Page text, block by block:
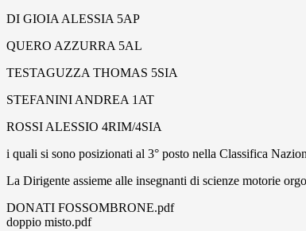
DI GIOIA ALESSIA 5AP
QUERO AZZURRA 5AL
TESTAGUZZA THOMAS 5SIA
STEFANINI ANDREA 1AT
ROSSI ALESSIO 4RIM/4SIA
i quali si sono posizionati al 3° posto nella Classifica
La Dirigente assieme alle insegnanti di scienze motorie
DONATI FOSSOMBRONE.pdf
doppio misto.pdf